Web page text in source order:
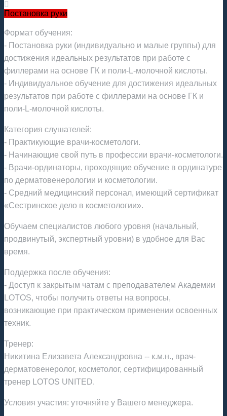
Постановка руки
Формат обучения:
- Постановка руки (индивидуально и малые группы) для
достижения идеальных результатов при работе с
филлерами на основе ГК и поли-L-молочной кислоты.
- Индивидуальное обучение для достижения идеальных
результатов при работе с филлерами на основе ГК и
поли-L-молочной кислоты.
Категория слушателей:
- Практикующие врачи-косметологи.
- Начинающие свой путь в профессии врачи-косметологи.
- Врачи-ординаторы, проходящие обучение в ординатуре
по дерматовенерологии и косметологии.
- Средний медицинский персонал, имеющий сертификат
«Сестринское дело в косметологии».
Обучаем специалистов любого уровня (начальный,
продвинутый, экспертный уровни) в удобное для Вас
время.
Поддержка после обучения:
- Доступ к закрытым чатам с преподавателем Академии
LOTOS, чтобы получить ответы на вопросы,
возникающие при практическом применении освоенных
техник.
Тренер:
Никитина Елизавета Александровна -- к.м.н., врач-
дерматовенеролог, косметолог, сертифицированный
тренер LOTOS UNITED.
Условия участия: уточняйте у Вашего менеджера.